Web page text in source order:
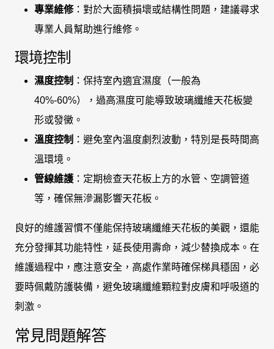
專業維修：對於大面積損壞或結構性問題，建議尋求
專業人員幫助進行維修。
環境控制
濕度控制 ：保持室內適宜濕度（一般為
40%-60%），過高濕度可能導致玻璃纖維天花板變
形或發黴。
溫度控制 ：避免室內溫度劇烈波動，特別是長時間高
溫環境。
管線維護 ：定期檢查天花板上方的水管、空調管道
等，確保無滲漏影響天花板。
良好的維護習慣不僅能保持玻璃纖維天花板的美觀，還能
充分發揮其功能特性，延長使用壽命，減少替換成本。在
維護過程中，應注意安全，高處作業時確保梯具穩固，必
要時佩戴防護裝備，避免玻璃纖維顆粒對皮膚和呼吸道的
刺激。
常見問題解答